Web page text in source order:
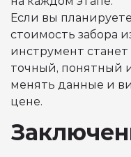
Если вы
стоимость забора
инструмент
точный, понятный
менять данные и
цене.